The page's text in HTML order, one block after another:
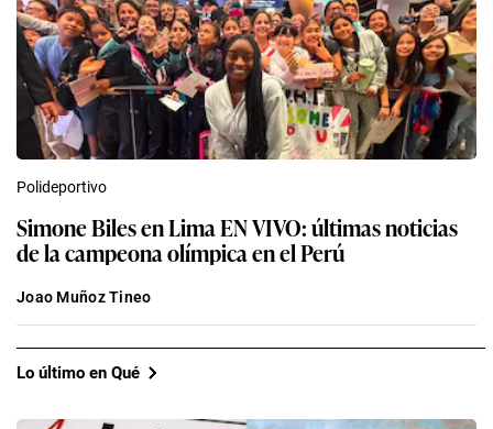
Polideportivo
Simone Biles en Lima EN VIVO: últimas noticias
de la campeona olímpica en el Perú
Joao Muñoz Tineo
Lo último en Qué